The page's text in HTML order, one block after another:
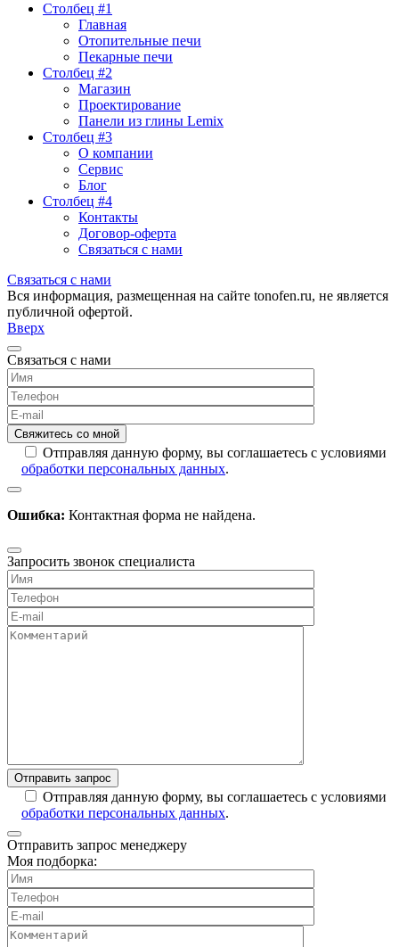
Столбец #1
Главная
Отопительные печи
Пекарные печи
Столбец #2
Магазин
Проектирование
Панели из глины Lemix
Столбец #3
О компании
Сервис
Блог
Столбец #4
Контакты
Договор-оферта
Связаться с нами
Связаться с нами
Вся информация, размещенная на сайте tonofen.ru, не является
публичной офертой.
Вверх
Связаться с нами
Отправляя данную форму, вы соглашаетесь с условиями
обработки персональных данных.
Ошибка: Контактная форма не найдена.
Запросить звонок специалиста
Отправляя данную форму, вы соглашаетесь с условиями
обработки персональных данных.
Отправить запрос менеджеру
Моя подборка: